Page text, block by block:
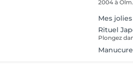
Mes
Rituel